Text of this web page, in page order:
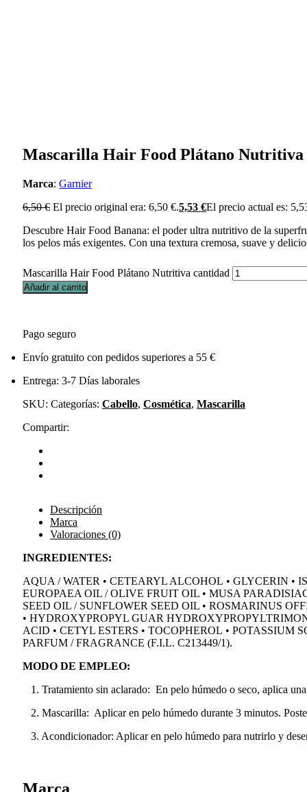
Mascarilla Hair Food Plátano Nutritiva
Marca: Garnier
6,50€ El precio original era: 6,50 €.5,53 €El precio actual es:
Descubre Hair Food Banana: el poder ultra nutritivo de la
los pelos más exigentes. Con una textura cremosa, suave y
Mascarilla Hair Food Plátano Nutritiva cantidad
Añadir al carrito
Pago seguro
Envío gratuito con pedidos superiores a 55 €
Entrega: 3-7 Días laborales
SKU: Categorías: Cabello, Cosmética, Mascarilla
Compartir:
Descripción
Marca
Valoraciones (0)
INGREDIENTES:
AQUA / WATER • CETEARYL ALCOHOL • GLYCERIN •
EUROPAEA OIL / OLIVE FRUIT OIL • MUSA
SEED OIL / SUNFLOWER SEED OIL • ROSMARINUS
• HYDROXYPROPYL GUAR
ACID • CETYL ESTERS • TOCOPHEROL • POTASSIUM
PARFUM / FRAGRANCE (F.I.L. C213449/1).
MODO DE EMPLEO:
1. Tratamiento sin aclarado: En pelo húmedo o seco, aplica
2. Mascarilla: Aplicar en pelo húmedo durante 3 minutos.
3. Acondicionador: Aplicar en pelo húmedo para nutrirlo y
Marca